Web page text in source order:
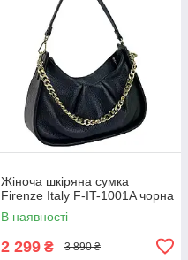
Жіноча шкіряна сумка
Firenze Italy F-IT-1001A чорна
В наявності
2 299 ₴ 3 890 ₴